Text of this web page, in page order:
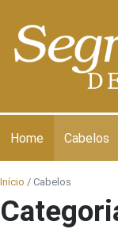
Home Cabelos
Início / Cabelos